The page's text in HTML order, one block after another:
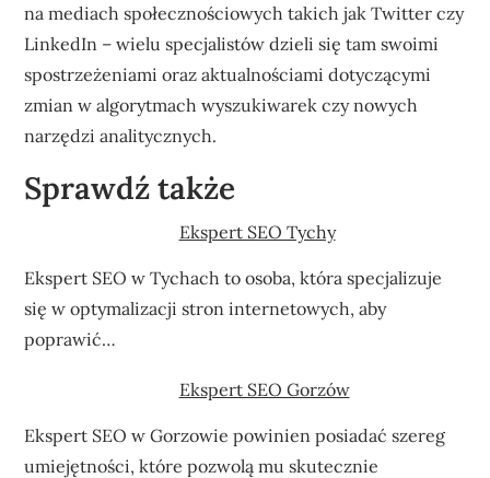
na mediach społecznościowych takich jak Twitter czy
LinkedIn – wielu specjalistów dzieli się tam swoimi
spostrzeżeniami oraz aktualnościami dotyczącymi
zmian w algorytmach wyszukiwarek czy nowych
narzędzi analitycznych.
Sprawdź także
Ekspert SEO Tychy
Ekspert SEO w Tychach to osoba, która specjalizuje
się w optymalizacji stron internetowych, aby
poprawić…
Ekspert SEO Gorzów
Ekspert SEO w Gorzowie powinien posiadać szereg
umiejętności, które pozwolą mu skutecznie